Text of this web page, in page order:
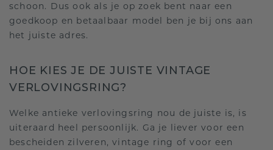
schoon. Dus ook als je op zoek bent naar een
goedkoop en betaalbaar model ben je bij ons aan
het juiste adres.
HOE KIES JE DE JUISTE VINTAGE
VERLOVINGSRING?
Welke antieke verlovingsring nou de juiste is, is
uiteraard heel persoonlijk. Ga je liever voor een
bescheiden zilveren, vintage ring of voor een